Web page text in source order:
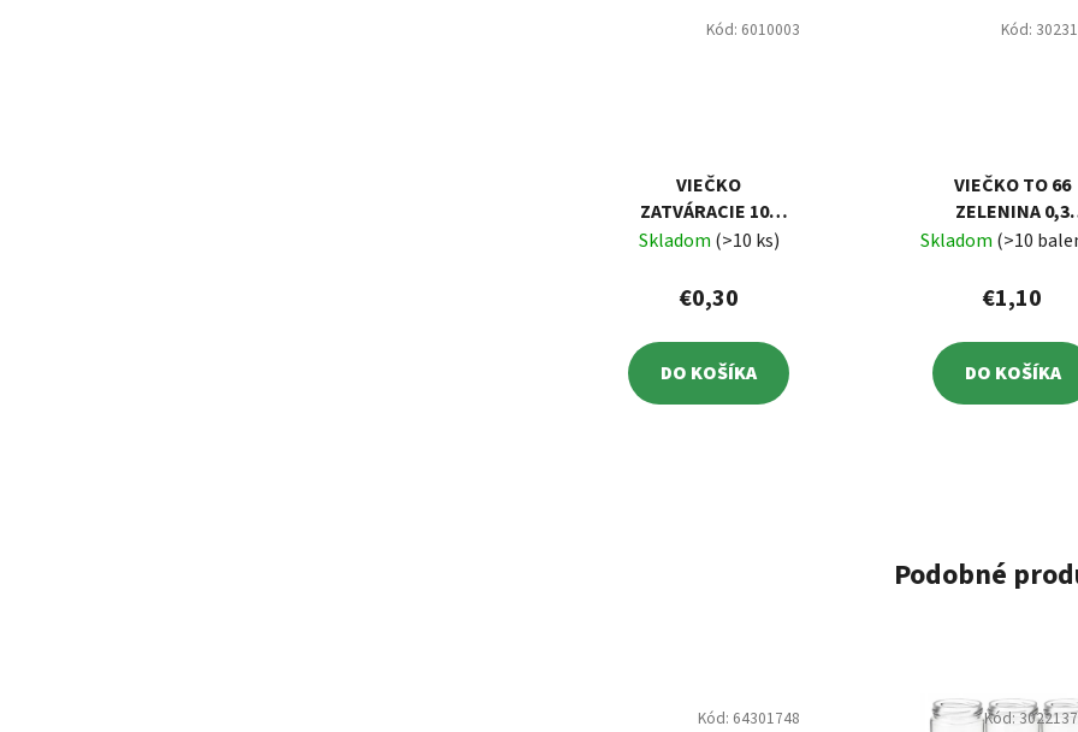
VIEČKO
ZATVÁRACIE 103
UH
Skladom (>10 ks)
€0,30
DO KOŠÍKA
Kód: 6010003
VIEČKO TO 66
ZELENINA 0,3
L/BAL.10 KS
Skladom (>10
€1,10
DO KOŠÍKA
Kód:
Podobné
Kód: 64301748 Kód: